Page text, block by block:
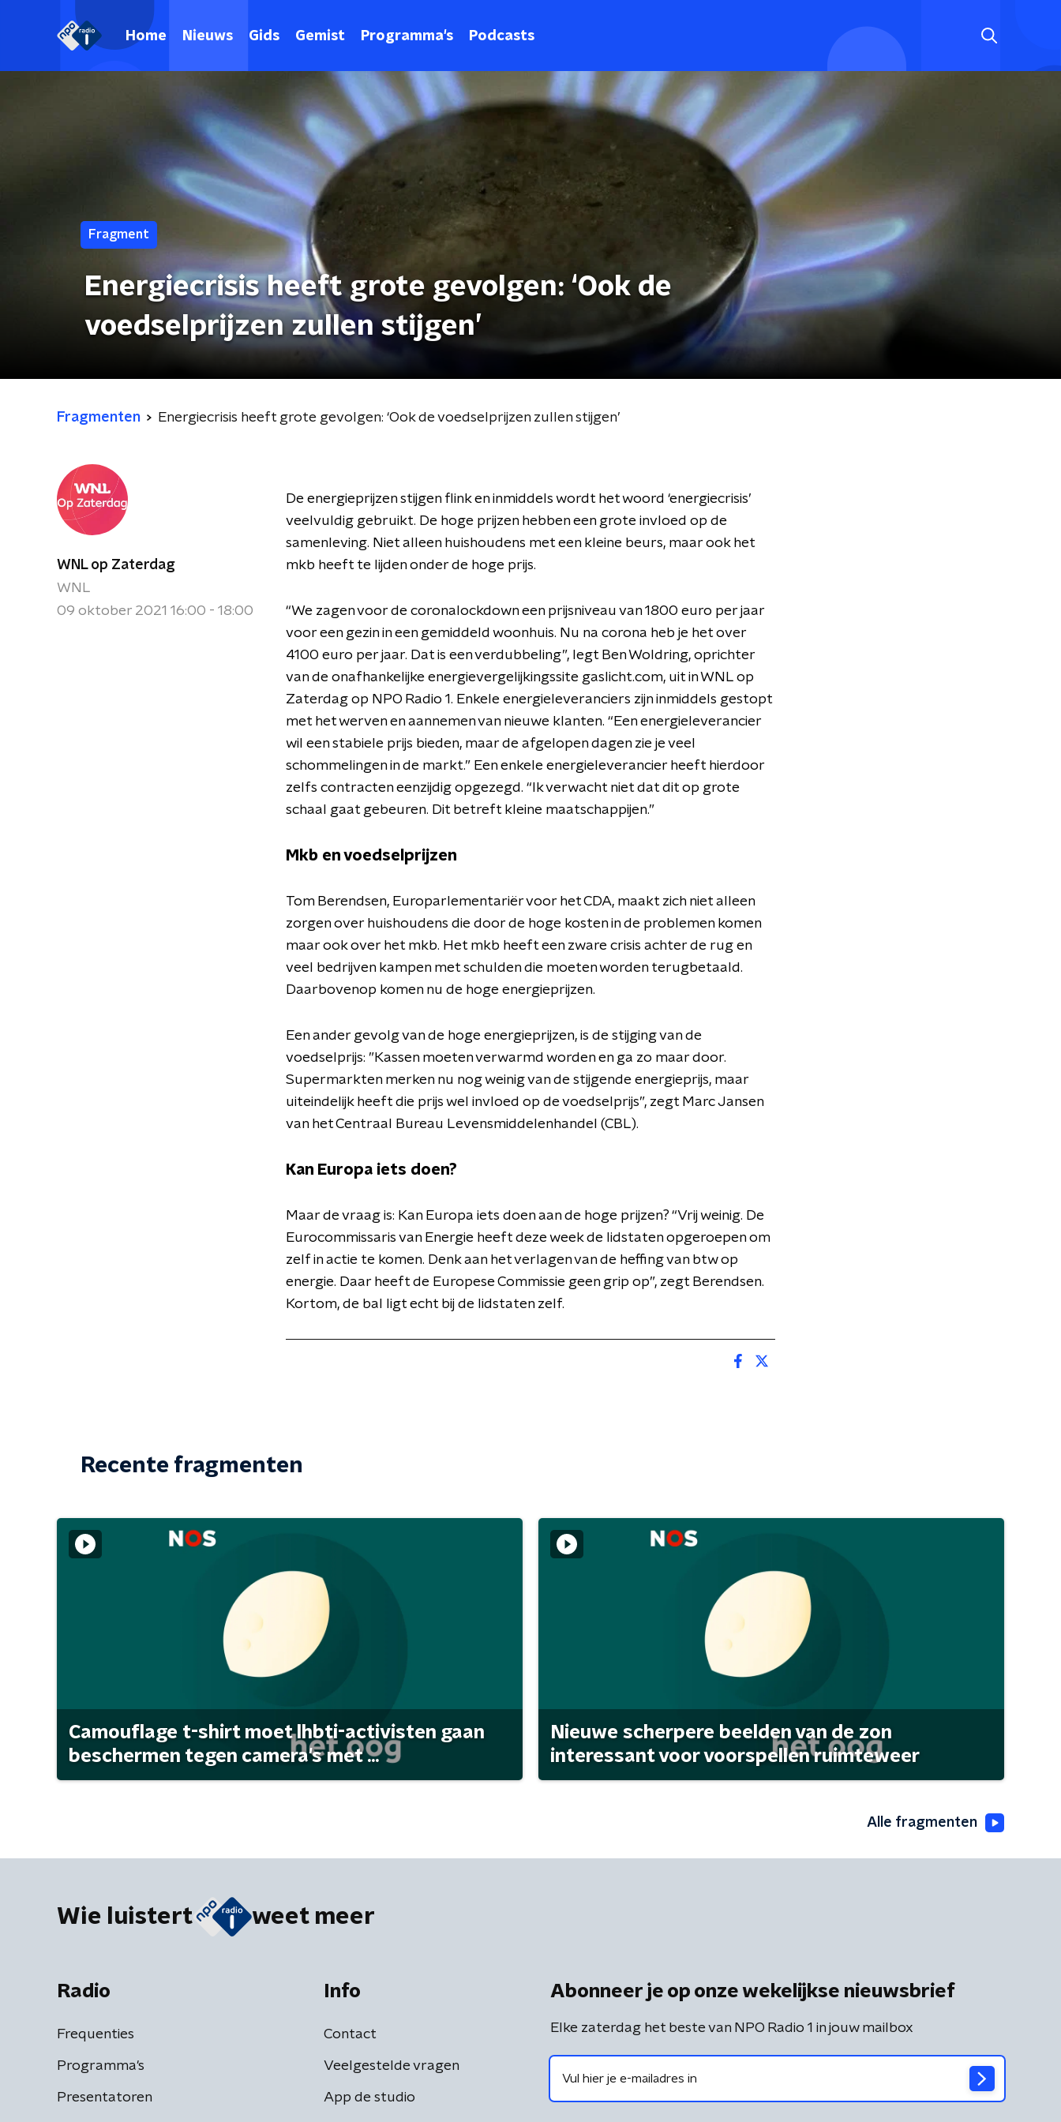
Home Nieuws Gids Gemist Programma's Podcasts
Fragment
Energiecrisis heeft grote gevolgen: ‘Ook de
voedselprijzen zullen stijgen’
Fragmenten Energiecrisis heeft grote gevolgen: ‘Ook de voedselprijzen zullen stijgen’
WNL op Zaterdag
WNL
09 oktober 2021 16:00 - 18:00
De energieprijzen stijgen flink en inmiddels wordt het woord ‘energiecrisis’
veelvuldig gebruikt. De hoge prijzen hebben een grote invloed op de
samenleving. Niet alleen huishoudens met een kleine beurs, maar ook het
mkb heeft te lijden onder de hoge prijs.
“We zagen voor de coronalockdown een prijsniveau van 1800 euro per jaar
voor een gezin in een gemiddeld woonhuis. Nu na corona heb je het over
4100 euro per jaar. Dat is een verdubbeling”, legt Ben Woldring, oprichter
van de onafhankelijke energievergelijkingssite gaslicht.com, uit in WNL op
Zaterdag op NPO Radio 1. Enkele energieleveranciers zijn inmiddels gestopt
met het werven en aannemen van nieuwe klanten. “Een energieleverancier
wil een stabiele prijs bieden, maar de afgelopen dagen zie je veel
schommelingen in de markt.” Een enkele energieleverancier heeft hierdoor
zelfs contracten eenzijdig opgezegd. “Ik verwacht niet dat dit op grote
schaal gaat gebeuren. Dit betreft kleine maatschappijen.”
Mkb en voedselprijzen
Tom Berendsen, Europarlementariër voor het CDA, maakt zich niet alleen
zorgen over huishoudens die door de hoge kosten in de problemen komen
maar ook over het mkb. Het mkb heeft een zware crisis achter de rug en
veel bedrijven kampen met schulden die moeten worden terugbetaald.
Daarbovenop komen nu de hoge energieprijzen.
Een ander gevolg van de hoge energieprijzen, is de stijging van de
voedselprijs: ”Kassen moeten verwarmd worden en ga zo maar door.
Supermarkten merken nu nog weinig van de stijgende energieprijs, maar
uiteindelijk heeft die prijs wel invloed op de voedselprijs”, zegt Marc Jansen
van het Centraal Bureau Levensmiddelenhandel (CBL).
Kan Europa iets doen?
Maar de vraag is: Kan Europa iets doen aan de hoge prijzen? “Vrij weinig. De
Eurocommissaris van Energie heeft deze week de lidstaten opgeroepen om
zelf in actie te komen. Denk aan het verlagen van de heffing van btw op
energie. Daar heeft de Europese Commissie geen grip op”, zegt Berendsen.
Kortom, de bal ligt echt bij de lidstaten zelf.
Recente fragmenten
Camouflage t-shirt moet lhbti-activisten gaan
beschermen tegen camera's met ...
Nieuwe scherpere beelden van de zon
interessant voor voorspellen ruimteweer
Alle fragmenten
Wie luistert weet meer
Radio
Frequenties
Programma's
Presentatoren
Info
Contact
Veelgestelde vragen
App de studio
Abonneer je op onze wekelijkse nieuwsbrief
Elke zaterdag het beste van NPO Radio 1 in jouw mailbox